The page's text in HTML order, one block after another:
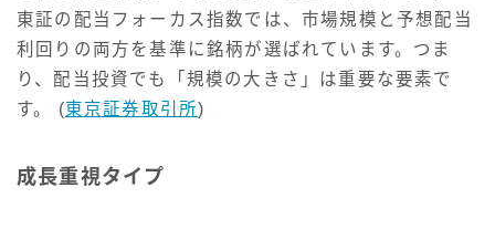
東証の配当フォーカス指数では、市場規模と予想配当
利回りの両方を基準に銘柄が選ばれています。つま
り、配当投資でも「規模の大きさ」は重要な要素で
す。 (東京証券取引所)
成長重視タイプ